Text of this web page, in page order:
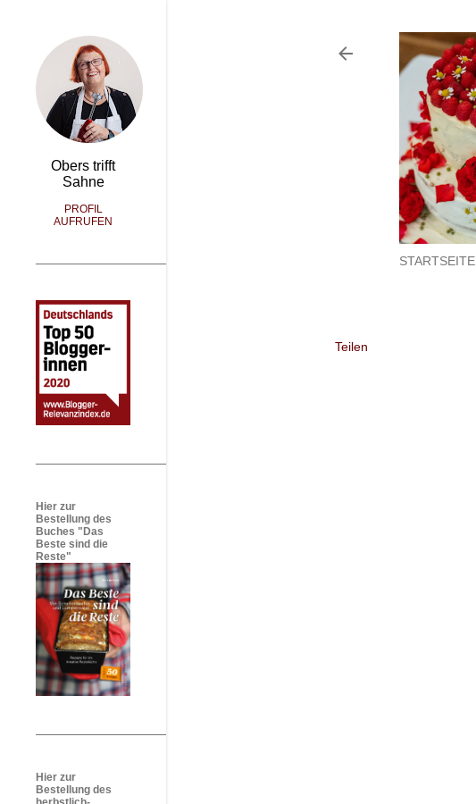
STARTSEITE
Teilen
Obers trifft
Sahne
PROFIL
AUFRUFEN
Hier zur
Bestellung des
Buches "Das
Beste sind die
Reste"
Hier zur
Bestellung des